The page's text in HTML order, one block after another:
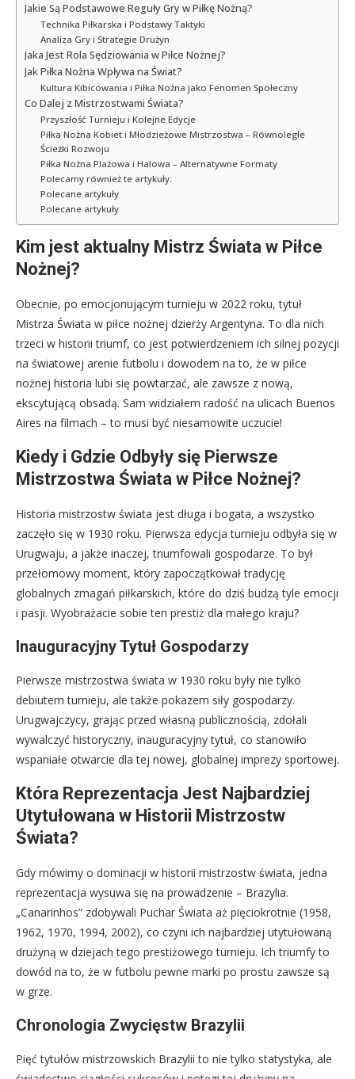
Jakie Są Podstawowe Reguły Gry w Piłkę Nożną?
Technika Piłkarska i Podstawy Taktyki
Analiza Gry i Strategie Drużyn
Jaka Jest Rola Sędziowania w Piłce Nożnej?
Jak Piłka Nożna Wpływa na Świat?
Kultura Kibicowania i Piłka Nożna jako Fenomen Społeczny
Co Dalej z Mistrzostwami Świata?
Przyszłość Turnieju i Kolejne Edycje
Piłka Nożna Kobiet i Młodzieżowe Mistrzostwa – Równoległe
Ścieżki Rozwoju
Piłka Nożna Plażowa i Halowa – Alternatywne Formaty
Polecamy również te artykuły:
Polecane artykuły
Polecane artykuły
Kim jest aktualny Mistrz Świata w Piłce
Nożnej?
Obecnie, po emocjonującym turnieju w 2022 roku, tytuł
Mistrza Świata w piłce nożnej dzierży Argentyna. To dla nich
trzeci w historii triumf, co jest potwierdzeniem ich silnej pozycji
na światowej arenie futbolu i dowodem na to, że w piłce
nożnej historia lubi się powtarzać, ale zawsze z nową,
ekscytującą obsadą. Sam widziałem radość na ulicach Buenos
Aires na filmach – to musi być niesamowite uczucie!
Kiedy i Gdzie Odbyły się Pierwsze
Mistrzostwa Świata w Piłce Nożnej?
Historia mistrzostw świata jest długa i bogata, a wszystko
zaczęło się w 1930 roku. Pierwsza edycja turnieju odbyła się w
Urugwaju, a jakże inaczej, triumfowali gospodarze. To był
przełomowy moment, który zapoczątkował tradycję
globalnych zmagań piłkarskich, które do dziś budzą tyle emocji
i pasji. Wyobrażacie sobie ten prestiż dla małego kraju?
Inauguracyjny Tytuł Gospodarzy
Pierwsze mistrzostwa świata w 1930 roku były nie tylko
debiutem turnieju, ale także pokazem siły gospodarzy.
Urugwajczycy, grając przed własną publicznością, zdołali
wywalczyć historyczny, inauguracyjny tytuł, co stanowiło
wspaniałe otwarcie dla tej nowej, globalnej imprezy sportowej.
Która Reprezentacja Jest Najbardziej
Utytułowana w Historii Mistrzostw
Świata?
Gdy mówimy o dominacji w historii mistrzostw świata, jedna
reprezentacja wysuwa się na prowadzenie – Brazylia.
„Canarinhos” zdobywali Puchar Świata aż pięciokrotnie (1958,
1962, 1970, 1994, 2002), co czyni ich najbardziej utytułowaną
drużyną w dziejach tego prestiżowego turnieju. Ich triumfy to
dowód na to, że w futbolu pewne marki po prostu zawsze są
w grze.
Chronologia Zwycięstw Brazylii
Pięć tytułów mistrzowskich Brazylii to nie tylko statystyka, ale